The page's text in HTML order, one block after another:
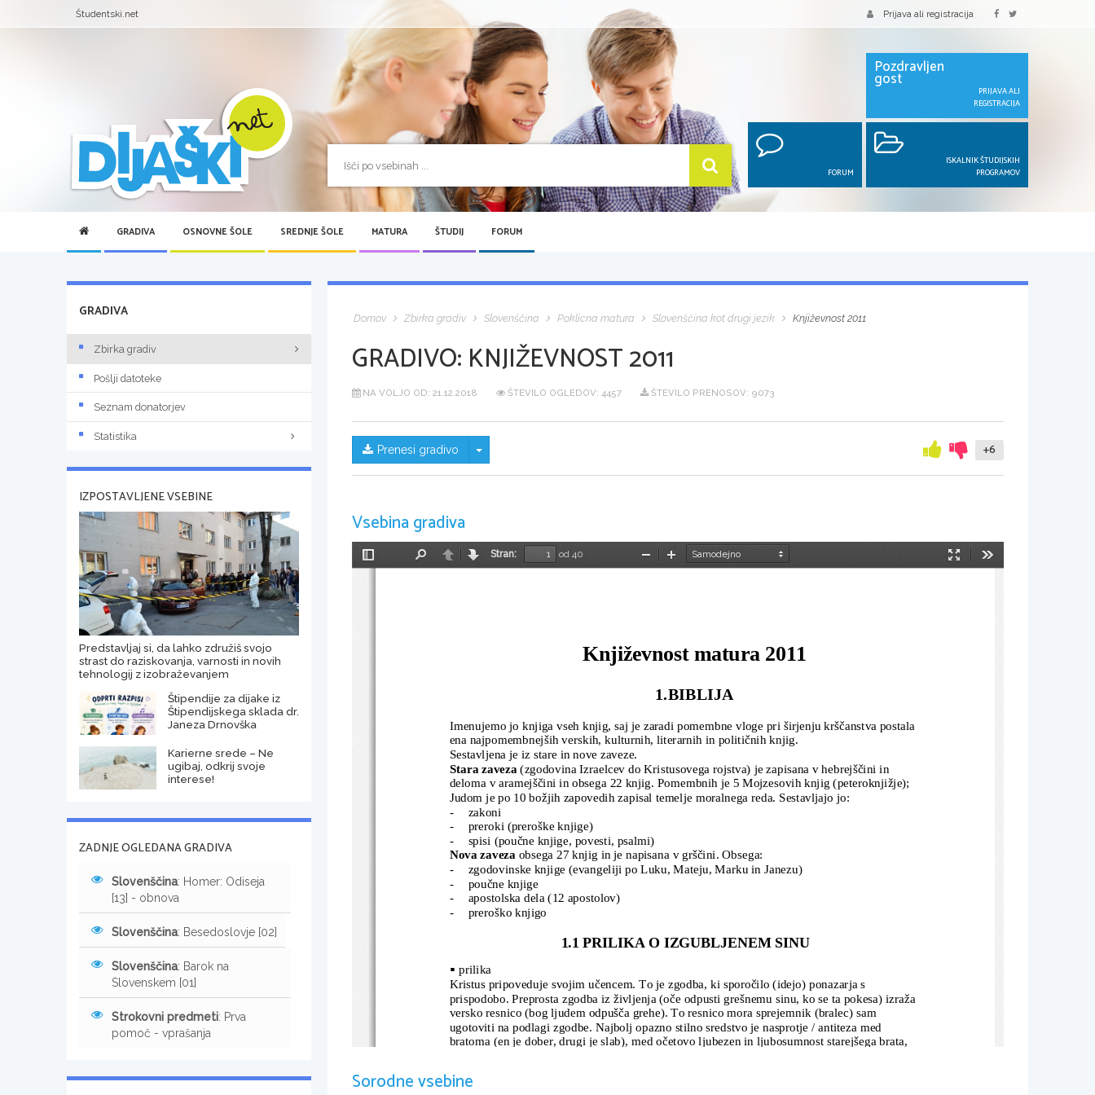
Študentski.net Prijava ali registracija
Pozdravljen
gost
PRIJAVA ALI
REGISTRACIJA
FORUM
ISKALNIK ŠTUDIJSKIH
PROGRAMOV
GRADIVA OSNOVNE ŠOLE SREDNJE ŠOLE MATURA ŠTUDIJ FORUM
Domov Zbirka gradiv Slovenščina Poklicna matura Slovenščina kot drugi jezik Književnost 2011
GRADIVO: KNJIŽEVNOST 2011
NA VOLJO OD: 21.12.2018 ŠTEVILO OGLEDOV: 4457 ŠTEVILO PRENOSOV: 9073
Prenesi gradivo Skrij/prikaži meni +6
Vsebina gradiva
Preklopi
NazajNaprej
Stran:
od 40
Način
PomanjšajPovečaj
Književnost matura 2011
1.BIBLIJA
Imenujemo jo knjiga vseh knjig, saj je zaradi pomembne vloge pri širjenju krščanstva postala
ena najpomembnejših verskih, kulturnih, literarnih in političnih knjig.
Sestavljena je iz stare in nove zaveze.
Stara zaveza (zgodovina Izraelcev do Kristusovega rojstva) je zapisana v hebrejščini in
deloma v aramejščini in obsega 22 knjig. Pomembnih je 5 Mojzesovih knjig (peteroknjižje);
Judom je po 10 božjih zapovedih zapisal temelje moralnega reda. Sestavljajo jo:
-
zakoni
-
preroki (preroške knjige)
-
spisi (poučne knjige, povesti, psalmi)
Nova zaveza obsega 27 knjig in je napisana v grščini. Obsega:
-
zgodovinske knjige (evangeliji po Luku, Mateju, Marku in Janezu)
-
poučne knjige
-
apostolska dela (12 apostolov)
-
preroško knjigo
1.1 PRILIKA O IZGUBLJENEM SINU
 prilika
Kristus pripoveduje svojim učencem. To je zgodba, ki sporočilo (idejo) ponazarja s
prispodobo. Preprosta zgodba iz življenja (oče odpusti grešnemu sinu, ko se ta pokesa) izraža
versko resnico (bog ljudem odpušča grehe). To resnico mora sprejemnik (bralec) sam
ugotoviti na podlagi zgodbe. Najbolj opazno stilno sredstvo je nasprotje / antiteza med
bratoma (en je dober, drugi je slab), med očetovo ljubezen in ljubosumnost starejšega brata,
Pripoved govori o dveh sinovih, katerima je oče na zahtevo mlajšega sina razdelil svoje
Sorodne vsebine
GRADIVA
Zbirka gradiv
Pošlji datoteke
Seznam donatorjev
Statistika
IZPOSTAVLJENE VSEBINE
Predstavljaj si, da lahko združiš svojo
strast do raziskovanja, varnosti in novih
tehnologij z izobraževanjem
Štipendije za dijake iz
Štipendijskega sklada dr.
Janeza Drnovška
Karierne srede – Ne
ugibaj, odkrij svoje
interese!
ZADNJE OGLEDANA GRADIVA
Slovenščina: Homer: Odiseja
[13] - obnova
Slovenščina: Besedoslovje [02]
Slovenščina: Barok na
Slovenskem [01]
Strokovni predmeti: Prva
pomoč - vprašanja